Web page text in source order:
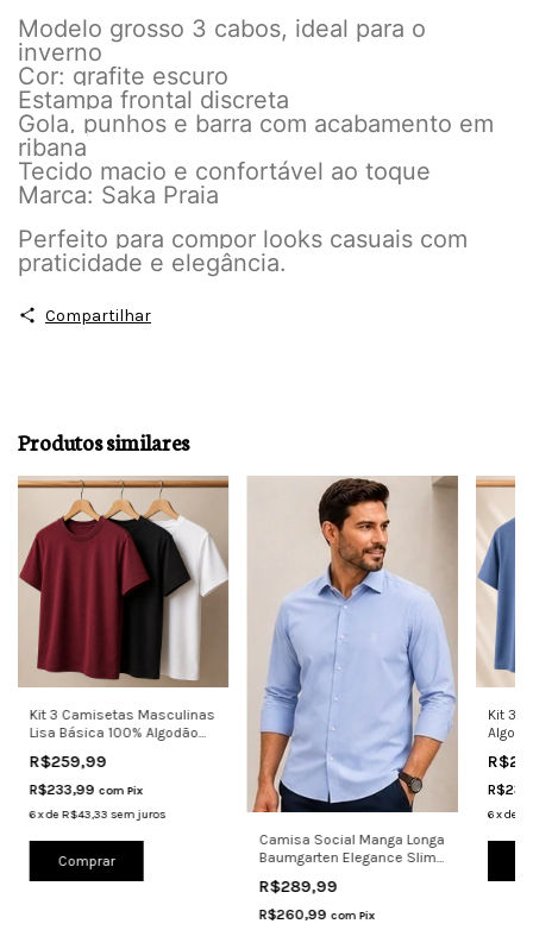
Modelo grosso 3 cabos, ideal para o
inverno
Cor: grafite escuro
Estampa frontal discreta
Gola, punhos e barra com acabamento em
ribana
Tecido macio e confortável ao toque
Marca: Saka Praia
Perfeito para compor looks casuais com
praticidade e elegância.
Compartilhar
Produtos similares
Kit 3 Camisetas Masculinas
Lisa Básica 100% Algodão
R$259,99
R$233,99 com Pix
6xdeR$43,33 sem juros
Comprar
Camisa Social Manga Longa
Baumgarten Elegance Slim
R$289,99
R$260,99 com Pix
Kit 3
6xde